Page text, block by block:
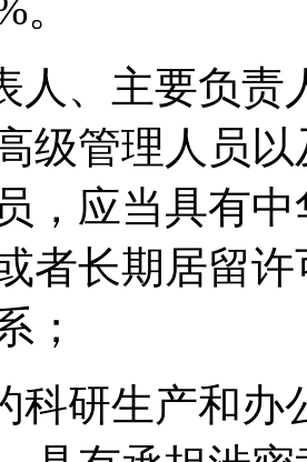
人、主要负责
级管理人员
，应当具有
者长期居留
；
科研生产和办